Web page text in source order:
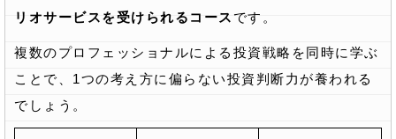
リオサービスを受けられるコース です。
複数のプロフェッショナルによる投資戦略を同時に学ぶ
ことで、1つの考え方に偏らない投資判断力が養われる
でしょう。